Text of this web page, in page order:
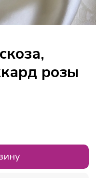
розы